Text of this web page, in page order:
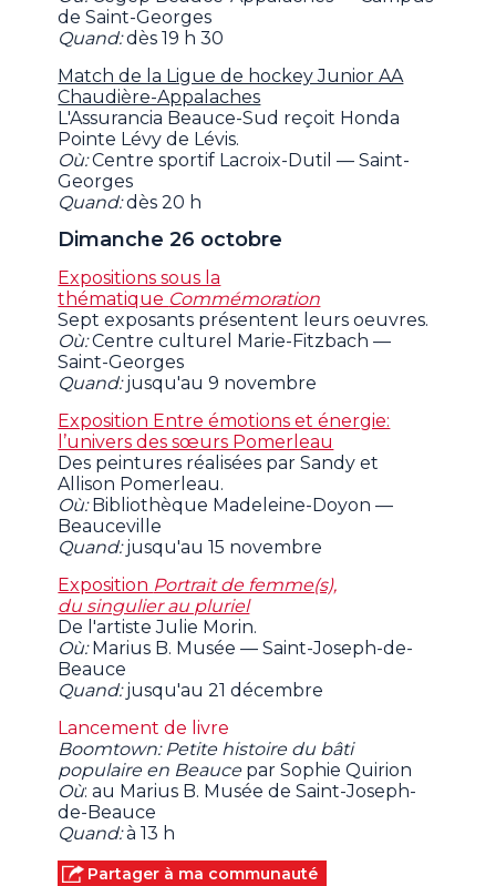
de Saint-Georges
Quand:dès 19 h 30
Match de la Ligue de hockey Junior AA
Chaudière-Appalaches
L'Assurancia Beauce-Sud reçoit Honda
Pointe Lévy de Lévis.
Où:Centre sportif Lacroix-Dutil — Saint-
Georges
Quand:dès 20 h
Dimanche 26 octobre
Expositions sous la
thématique Commémoration
Sept exposants présentent leurs oeuvres.
Où:Centre culturel Marie-Fitzbach —
Saint-Georges
Quand:jusqu'au 9 novembre
Exposition Entre émotions et énergie:
l’univers des sœurs Pomerleau
Des peintures réalisées par Sandy et
Allison Pomerleau.
Où:Bibliothèque Madeleine-Doyon —
Beauceville
Quand:jusqu'au 15 novembre
Exposition Portrait de femme(s),
du singulier au pluriel
De l'artiste Julie Morin.
Où:Marius B. Musée — Saint-Joseph-de-
Beauce
Quand:jusqu'au 21 décembre
Lancement de livre
Boomtown: Petite histoire du bâti
populaire en Beaucepar Sophie Quirion
Où: au Marius B. Musée de Saint-Joseph-
de-Beauce
Quand:à 13 h
Partager à ma communauté